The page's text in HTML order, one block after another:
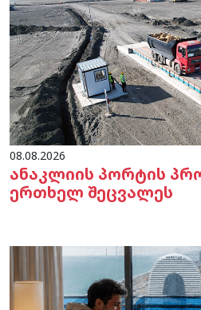
08.08.2026
ანაკლიის პორტის
ერთხელ შეცვალეს